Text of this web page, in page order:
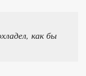
как бы